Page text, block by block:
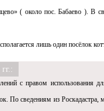
( около пос. Бабаево ). В
лишь один посёлок
с правом использования
По сведениям из